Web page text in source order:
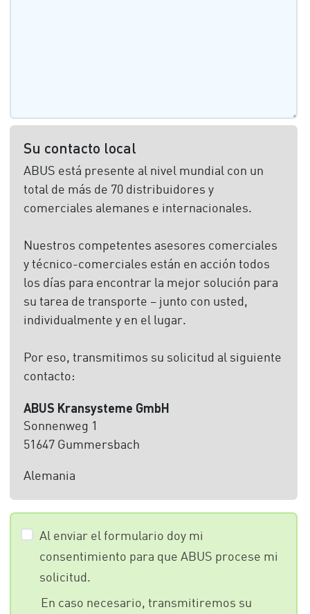
Su contacto local
ABUS está presente al nivel mundial con un
total de más de 70 distribuidores y
comerciales alemanes e internacionales.
Nuestros competentes asesores comerciales
y técnico-comerciales están en acción todos
los días para encontrar la mejor solución para
su tarea de transporte – junto con usted,
individualmente y en el lugar.
Por eso, transmitimos su solicitud al siguiente
contacto:
ABUS Kransysteme GmbH
Sonnenweg 1
51647 Gummersbach
Alemania
Al enviar el formulario doy mi
consentimiento para que ABUS procese mi
solicitud.
En caso necesario, transmitiremos su